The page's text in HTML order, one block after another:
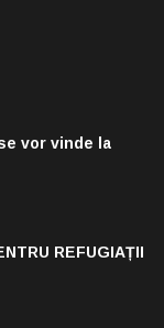
vor vinde la
REFUGIAȚII